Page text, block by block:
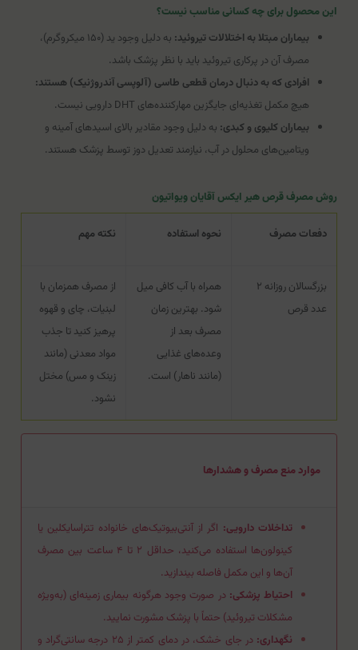
این محصول برای چه کسانی مناسب نیست؟
بیماران مبتلا به اختلالات تیروئید:
به دلیل وجود ید (۱۵۰ میکروگرم)،
مصرف آن در پرکاری تیروئید باید با نظر پزشک باشد.
افرادی که به دنبال درمان قطعی طاسی (آلوپسی آندروژنیک) هستند:
هیچ مکمل تغذیه‌ای جایگزین مهارکننده‌های DHT دارویی نیست.
بیماران کلیوی و کبدی: به دلیل وجود مقادیر بالای اسیدهای آمینه و
ویتامین‌های محلول در آب، نیازمند تعدیل دوز توسط پزشک هستند.
روش مصرف قرص هیر ایکس آقایان ویواتیون
دفعات مصرف نحوه استفاده نکته مهم
بزرگسالان روزانه ۲
عدد قرص
همراه با آب کافی میل
شود. بهترین زمان
مصرف بعد از
وعده‌های غذایی
(مانند ناهار) است.
از مصرف همزمان با
لبنیات، چای و قهوه
پرهیز کنید تا جذب
مواد معدنی (مانند
زینک و مس) مختل
نشود.
موارد منع مصرف و هشدارها
تداخلات دارویی: اگر از آنتی‌بیوتیک‌های خانواده تتراسایکلین یا
کینولون‌ها استفاده می‌کنید، حداقل ۲ تا ۴ ساعت بین مصرف
آن‌ها و این مکمل فاصله بیندازید.
احتیاط پزشکی: در صورت وجود هرگونه بیماری زمینه‌ای (به‌ویژه
مشکلات تیروئید) حتماً با پزشک مشورت نمایید.
نگهداری:
در جای خشک، در دمای کمتر از ۲۵ درجه سانتی‌گراد و